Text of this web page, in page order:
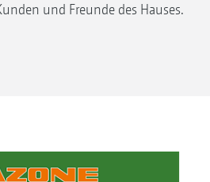
und Freunde des Hauses.